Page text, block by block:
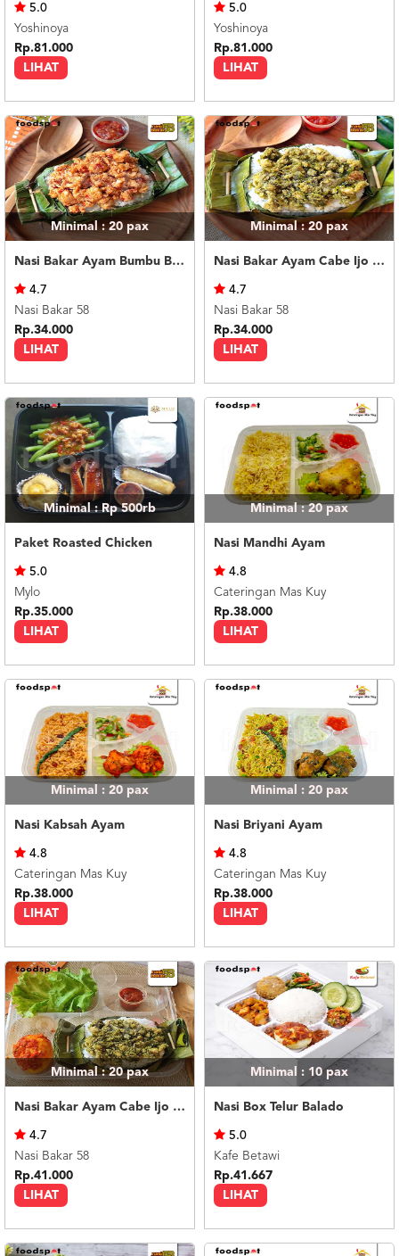
LIHAT
5.0
Yoshinoya
Rp.81.000
LIHAT
5.0
Yoshinoya
Rp.81.000
Minimal : 20 pax
Nasi Bakar Ayam Bumbu Bali + Kerupuk
LIHAT
4.7
Nasi Bakar 58
Rp.34.000
Minimal : 20pax
Nasi Bakar Ayam Cabe Ijo + Kerupuk
LIHAT
4.7
Nasi Bakar 58
Rp.34.000
Minimal : Rp 500rb
Paket Roasted Chicken
LIHAT
5.0
Mylo
Rp.35.000
Minimal : 20pax
Nasi Mandhi Ayam
LIHAT
4.8
Cateringan Mas Kuy
Rp.38.000
Minimal : 20 pax
Nasi Kabsah Ayam
LIHAT
4.8
Cateringan Mas Kuy
Rp.38.000
Minimal : 20 pax
Nasi Briyani Ayam
LIHAT
4.8
Cateringan Mas Kuy
Rp.38.000
Minimal : 20pax
Nasi Bakar Ayam Cabe Ijo + Telor Balado
LIHAT
4.7
Nasi Bakar 58
Rp.41.000
Minimal : 10pax
Nasi Box Telur Balado
LIHAT
5.0
Kafe Betawi
Rp.41.667